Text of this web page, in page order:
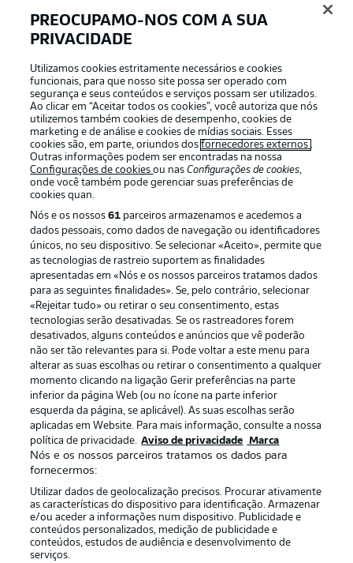
APLICATIVO DA BUNDESLIGA
Oferecido por
Publicidade Avisos legais
Gerir preferências Aviso de privacidade
Emissoras
Trabalhe conosco Marca
Contato Jogadores
PREOCUPAMO-NOS COM A SUA
PRIVACIDADE
Utilizamos cookies estritamente necessários e cookies
funcionais, para que nosso site possa ser operado com
segurança e seus conteúdos e serviços possam ser utilizados.
Ao clicar em “Aceitar todos os cookies”, você autoriza que nós
utilizemos também cookies de desempenho, cookies de
marketing e de análise e cookies de mídias sociais. Esses
cookies são, em parte, oriundos dosfornecedores externos .
Outras informações podem ser encontradas na nossa
Configurações de cookiesou nasConfigurações de cookies,
onde você também pode gerenciar suas preferências de
cookies quan.
Nós e os nossos61 parceiros armazenamos e acedemos a
dados pessoais, como dados de navegação ou identificadores
únicos, no seu dispositivo. Se selecionar «Aceito», permite que
as tecnologias de rastreio suportem as finalidades
apresentadas em «Nós e os nossos parceiros tratamos dados
para as seguintes finalidades». Se, pelo contrário, selecionar
«Rejeitar tudo» ou retirar o seu consentimento, estas
tecnologias serão desativadas. Se os rastreadores forem
desativados, alguns conteúdos e anúncios que vê poderão
não ser tão relevantes para si. Pode voltar a este menu para
alterar as suas escolhas ou retirar o consentimento a qualquer
momento clicando na ligação Gerir preferências na parte
inferior da página Web (ou no ícone na parte inferior
esquerda da página, se aplicável). As suas escolhas serão
aplicadas em Website. Para mais informação, consulte a nossa
política de privacidade. Aviso de privacidade Marca
Nós e os nossos parceiros tratamos os dados para
fornecermos:
Utilizar dados de geolocalização precisos. Procurar ativamente
as características do dispositivo para identificação. Armazenar
e/ou aceder a informações num dispositivo. Publicidade e
conteúdos personalizados, medição de publicidade e
conteúdos, estudos de audiência e desenvolvimento de
serviços.